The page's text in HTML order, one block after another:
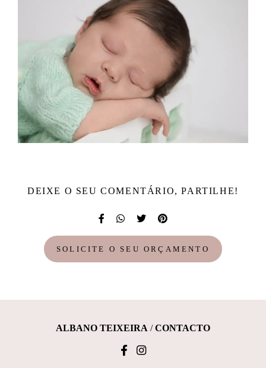
DEIXE O SEU COMENTÁRIO, PARTILHE!
SOLICITE O SEU ORÇAMENTO
ALBANO TEIXEIRA /CONTACTO